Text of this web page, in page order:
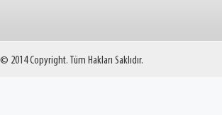
© 2014 Copyright. Tüm Hakları Saklıdır.